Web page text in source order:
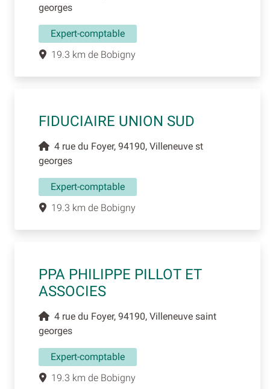
georges
Expert-comptable
19.3 km de Bobigny
FIDUCIAIRE UNION SUD
4 rue du Foyer, 94190, Villeneuve st
georges
Expert-comptable
19.3 km de Bobigny
PPA PHILIPPE PILLOT ET
ASSOCIES
4 rue du Foyer, 94190, Villeneuve saint
georges
Expert-comptable
19.3 km de Bobigny